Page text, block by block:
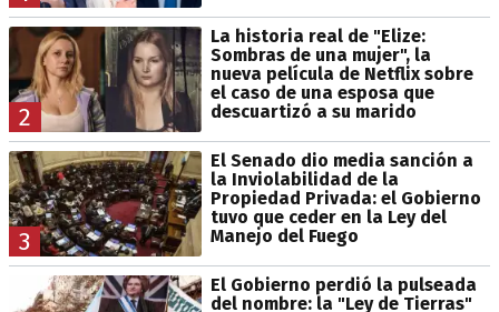
2
La historia real de "Elize:
Sombras de una mujer", la
nueva película de Netflix sobre
el caso de una esposa que
descuartizó a su marido
3
El Senado dio media sanción a
la Inviolabilidad de la
Propiedad Privada: el Gobierno
tuvo que ceder en la Ley del
Manejo del Fuego
El Gobierno perdió la pulseada
del nombre: la "Ley de Tierras"